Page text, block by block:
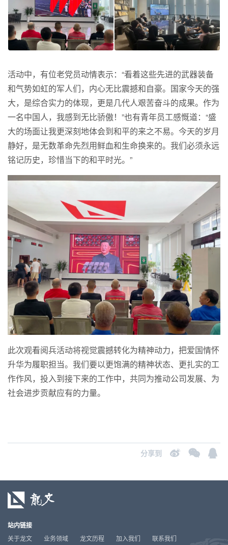
活动中，有位老党员动情表示：“看着这些先进的武器装备
和气势如虹的军人们，内心无比震撼和自豪。国家今天的强
大，是综合实力的体现，更是几代人艰苦奋斗的成果。作为
一名中国人，我感到无比骄傲！”也有青年员工感慨道：“盛
大的场面让我更深刻地体会到和平的来之不易。今天的岁月
静好，是无数革命先烈用鲜血和生命换来的。我们必须永远
铭记历史，珍惜当下的和平时光。”
此次观看阅兵活动将视觉震撼转化为精神动力，把爱国情怀
升华为履职担当。我们要以更饱满的精神状态、更扎实的工
作作风，投入到接下来的工作中，共同为推动公司发展、为
社会进步贡献应有的力量。
分享到
站内链接
关于龙文 业务领域 龙文历程 加入我们 联系我们